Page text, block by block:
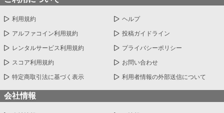
利用規約 ヘルプ
アルファコイン利用規約 投稿ガイドライン
レンタルサービス利用規約 プライバシーポリシー
スコア利用規約 お問い合わせ
特定商取引法に基づく表示 利用者情報の外部送信について
会社情報